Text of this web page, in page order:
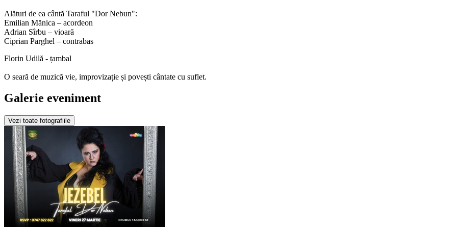
Alături de ea cântă Taraful "Dor Nebun":
Emilian Mănica – acordeon
Adrian Sîrbu – vioară
Ciprian Parghel – contrabas
Florin Udilă - țambal
O seară de muzică vie, improvizație și povești cântate cu suflet.
Galerie eveniment
Vezi toate fotografiile